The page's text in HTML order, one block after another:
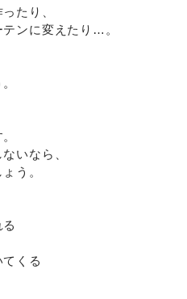
たり、
ンに変えたり…。
いなら、
う。
くる